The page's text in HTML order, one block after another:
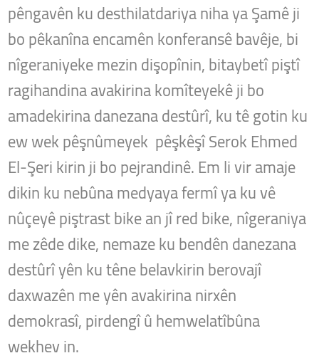
pêngavên ku desthilatdariya niha ya Şamê ji
bo pêkanîna encamên konferansê bavêje, bi
nîgeraniyeke mezin dişopînin, bitaybetî piştî
ragihandina avakirina komîteyekê ji bo
amadekirina danezana destûrî, ku tê gotin ku
ew wek pêşnûmeyek pêşkêşî Serok Ehmed
El-Şeri kirin ji bo pejrandinê. Em li vir amaje
dikin ku nebûna medyaya fermî ya ku vê
nûçeyê piştrast bike an jî red bike, nîgeraniya
me zêde dike, nemaze ku bendên danezana
destûrî yên ku têne belavkirin berovajî
daxwazên me yên avakirina nirxên
demokrasî, pirdengî û hemwelatîbûna
wekhev in.